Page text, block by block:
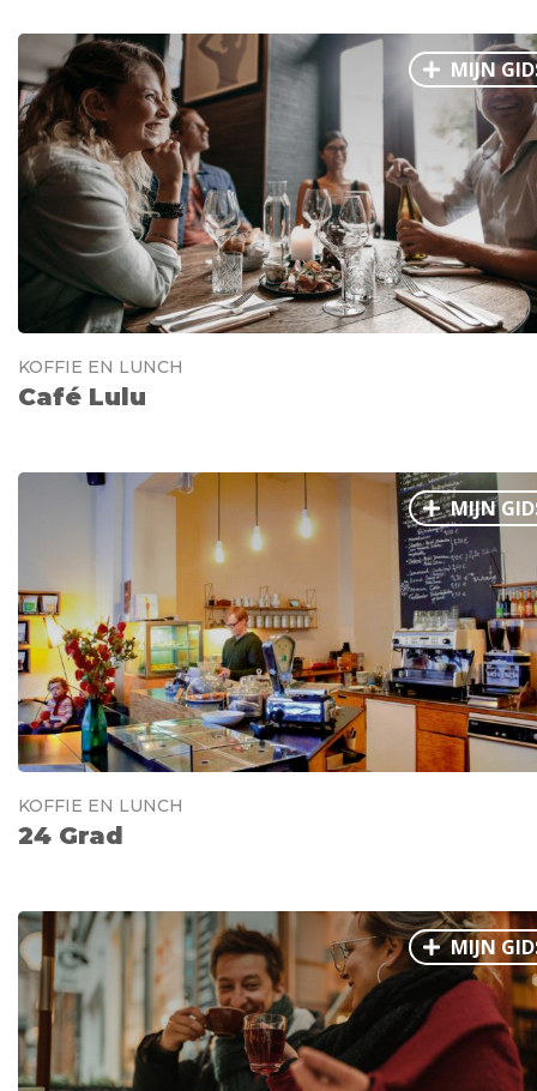
MIJN
KOFFIE EN LUNCH
Café Lulu
MIJN
KOFFIE EN LUNCH
24 Grad
MIJN